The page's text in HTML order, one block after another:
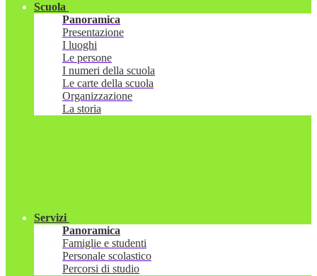
Scuola
Panoramica
Presentazione
I luoghi
Le persone
I numeri della scuola
Le carte della scuola
Organizzazione
La storia
Servizi
Panoramica
Famiglie e studenti
Personale scolastico
Percorsi di studio